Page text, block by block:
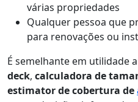
várias propriedades
Qualquer pessoa que
para renovações ou
É semelhante em utilidade
deck, calculadora de
estimator de cobertura de